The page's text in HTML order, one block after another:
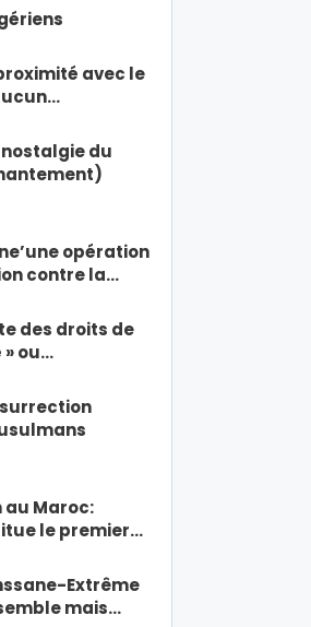
avec le
du
opération
contre la…
des droits de
» ou…
Maroc:
le premier…
Extrême
mais…